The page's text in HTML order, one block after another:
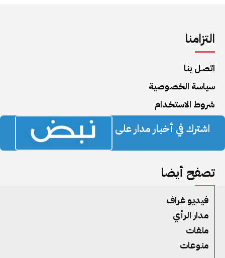
التزامنا
اتصل بنا
سياسة الخصوصية
شروط الاستخدام
اشترك في أخبار مدار على
تصفح أيضا
فيديو غراف
مدار الرأي
ملفات
منوعات